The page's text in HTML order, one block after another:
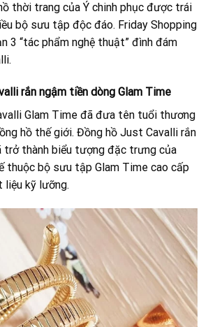
thời trang của Ý chinh phục được trái
bộ sưu tập độc đáo. Friday Shopping
3 “tác phẩm nghệ thuật” đình đám
rắn ngậm tiền dòng Glam Time
Glam Time đã đưa tên tuổi thương
hồ thế giới. Đồng hồ Just Cavalli rắn
trở thành biểu tượng đặc trưng của
thuộc bộ sưu tập Glam Time cao cấp
liệu kỹ lưỡng.